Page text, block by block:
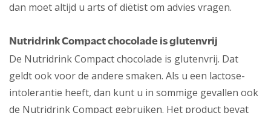
dan moet altijd u arts of diëtist om advies vragen.
Nutridrink Compact chocolade is glutenvrij
De Nutridrink Compact chocolade is glutenvrij. Dat
geldt ook voor de andere smaken. Als u een lactose-
intolerantie heeft, dan kunt u in sommige gevallen ook
de Nutridrink Compact gebruiken. Het product bevat